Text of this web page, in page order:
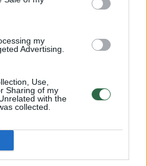
my
Advertising.
Use,
Sharing of my
with the
collected.
kai, vykstant
rengė daugybę
metais
Maskvos teatrą,
nei 900 žmonių, ir
apgultį, per kurią